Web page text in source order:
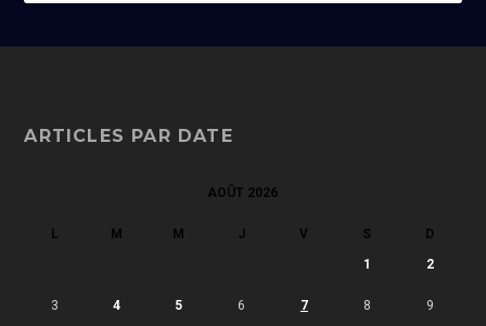
ARTICLES PAR DATE
AOÛT 2026
L M M J V S D
1 2
3 4 5 6 7 8 9